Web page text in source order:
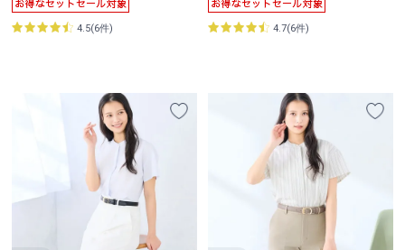
4.5(6件) 4.7(6件)